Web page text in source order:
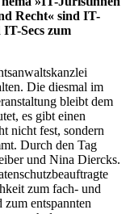
Recht« sind IT-
Secs zum
Die diesmal im
bleibt dem
es gibt einen
nicht fest, sondern
Durch den Tag
und Nina Diercks.
zum fach- und
zum entspannten